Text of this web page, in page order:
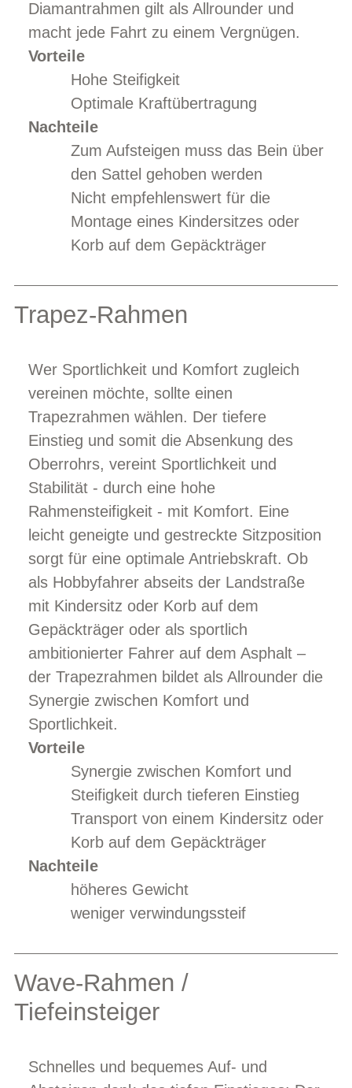
Diamantrahmen gilt als Allrounder und
macht jede Fahrt zu einem Vergnügen.
Vorteile
Hohe Steifigkeit
Optimale Kraftübertragung
Nachteile
Zum Aufsteigen muss das Bein über
den Sattel gehoben werden
Nicht empfehlenswert für die
Montage eines Kindersitzes oder
Korb auf dem Gepäckträger
Trapez-Rahmen
Wer Sportlichkeit und Komfort zugleich
vereinen möchte, sollte einen
Trapezrahmen wählen. Der tiefere
Einstieg und somit die Absenkung des
Oberrohrs, vereint Sportlichkeit und
Stabilität - durch eine hohe
Rahmensteifigkeit - mit Komfort. Eine
leicht geneigte und gestreckte Sitzposition
sorgt für eine optimale Antriebskraft. Ob
als Hobbyfahrer abseits der Landstraße
mit Kindersitz oder Korb auf dem
Gepäckträger oder als sportlich
ambitionierter Fahrer auf dem Asphalt –
der Trapezrahmen bildet als Allrounder die
Synergie zwischen Komfort und
Sportlichkeit.
Vorteile
Synergie zwischen Komfort und
Steifigkeit durch tieferen Einstieg
Transport von einem Kindersitz oder
Korb auf dem Gepäckträger
Nachteile
höheres Gewicht
weniger verwindungssteif
Wave-Rahmen /
Tiefeinsteiger
Schnelles und bequemes Auf- und